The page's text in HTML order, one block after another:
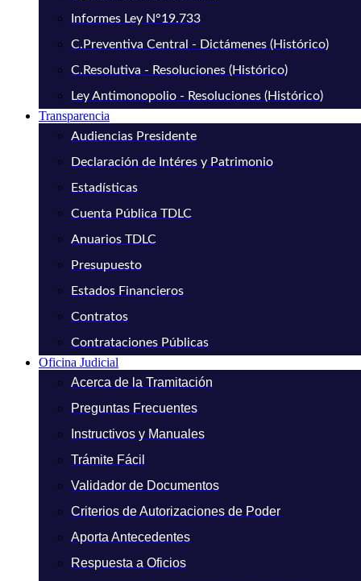
Informes Ley N°19.733
C.Preventiva Central - Dictámenes (Histórico)
C.Resolutiva - Resoluciones (Histórico)
Ley Antimonopolio - Resoluciones (Histórico)
Transparencia
Audiencias Presidente
Declaración de Intéres y Patrimonio
Estadísticas
Cuenta Pública TDLC
Anuarios TDLC
Presupuesto
Estados Financieros
Contratos
Contrataciones Públicas
Oficina Judicial
Acerca de la Tramitación
Preguntas Frecuentes
Instructivos y Manuales
Trámite Fácil
Validador de Documentos
Criterios de Autorizaciones de Poder
Aporta Antecedentes
Respuesta a Oficios